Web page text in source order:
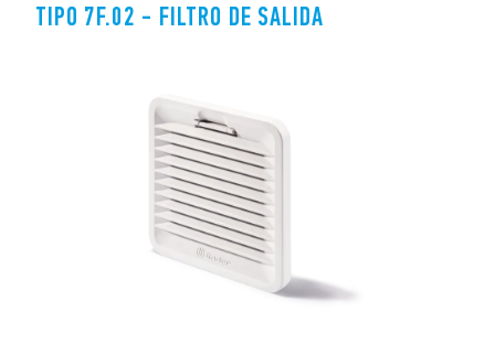
TIPO 7F.02 - FILTRO DE SALIDA